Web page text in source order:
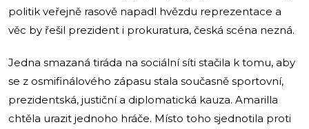
politik veřejně rasově napadl hvězdu reprezentace a
věc by řešil prezident i prokuratura, česká scéna nezná.
Jedna smazaná tiráda na sociální síti stačila k tomu, aby
se z osmifinálového zápasu stala současně sportovní,
prezidentská, justiční a diplomatická kauza. Amarilla
chtěla urazit jednoho hráče. Místo toho sjednotila proti